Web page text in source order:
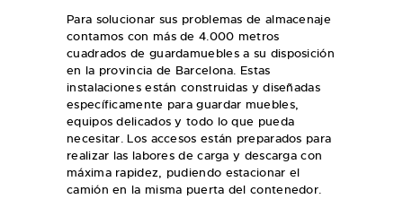
Para solucionar sus problemas de almacenaje
contamos con más de 4.000 metros
cuadrados de guardamuebles a su disposición
en la provincia de Barcelona. Estas
instalaciones están construidas y diseñadas
específicamente para guardar muebles,
equipos delicados y todo lo que pueda
necesitar. Los accesos están preparados para
realizar las labores de carga y descarga con
máxima rapidez, pudiendo estacionar el
camión en la misma puerta del contenedor.